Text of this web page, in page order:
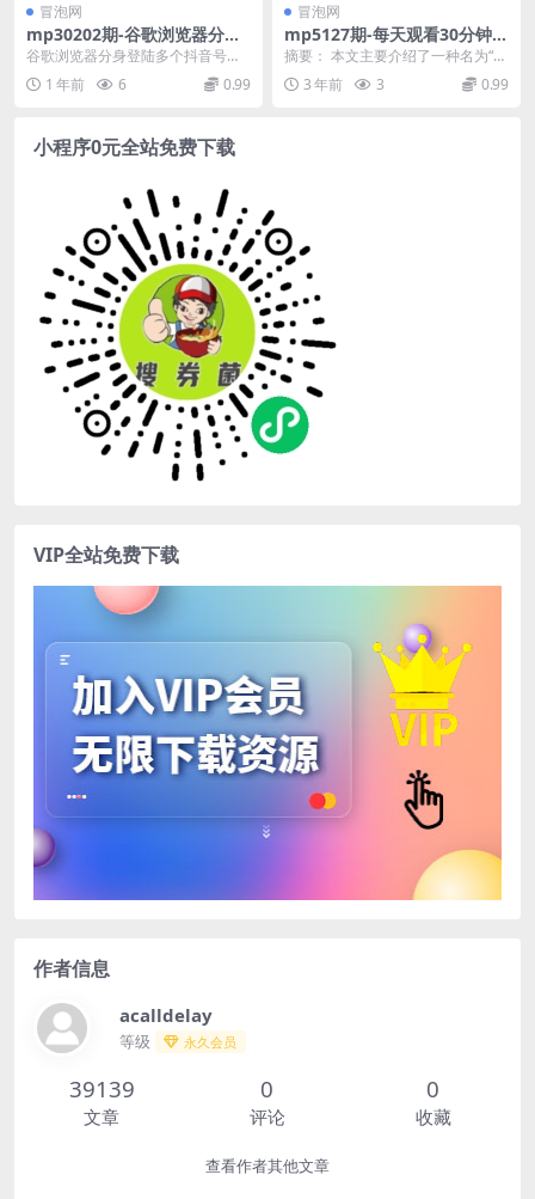
冒泡网
mp30202期-谷歌浏览器分身
登陆多个抖音号，谷歌浏览器
分身创建教程
谷歌浏览器分身登陆多个抖音号，
谷歌浏览器分身创建教程 课程介绍
各个账号独立网页...
1 年前 6 0.99
冒泡网
mp5127期-每天观看30分钟视
频，一月躺赚1000+美金！保
姆级教程，可放大操作【揭
秘】(揭秘“看视频赚钱”项目真
摘要： 本文主要介绍了一种名为“看
视频赚钱”的网赚项目。该项目声
称，只需每天观看...
3 年前 3 0.99
小程序0元全站免费下载
VIP全站免费下载
作者信息
acalldelay
等级 永久会员
39139
文章
0
评论
0
收藏
查看作者其他文章